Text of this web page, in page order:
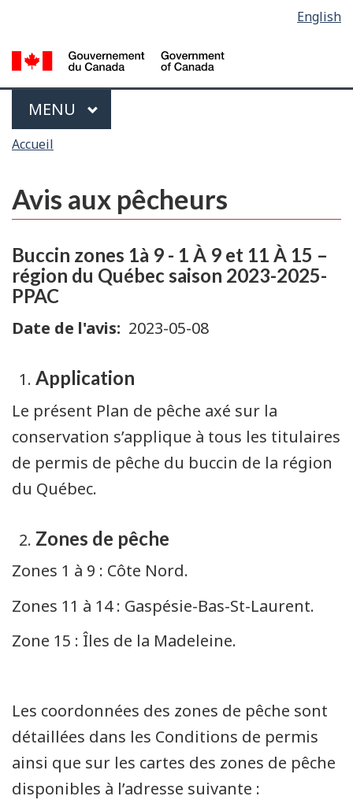
main
content
la
version
HTML
la
langue
English
Menu
MAIN
MENU
You
here
Accueil
Avis aux pêcheurs
Buccin zones 1à 9 - 1 À 9 et 11 À 15 –
région du Québec saison 2023-2025-
PPAC
Date de l'avis 2023-05-08
Application
Le présent Plan de pêche axé sur la
conservation s’applique à tous les titulaires
de permis de pêche du buccin de la région
du Québec.
Zones de pêche
Zones 1 à 9 : Côte Nord.
Zones 11 à 14 : Gaspésie-Bas-St-Laurent.
Zone 15 : Îles de la Madeleine.
Les coordonnées des zones de pêche sont
détaillées dans les Conditions de permis
ainsi que sur les cartes des zones de pêche
disponibles à l’adresse suivante :